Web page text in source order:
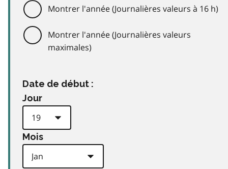
Montrer l'année (Journalières valeurs à 16 h)
Montrer l'année (Journalières valeurs
maximales)
Date de début :
Jour
Mois